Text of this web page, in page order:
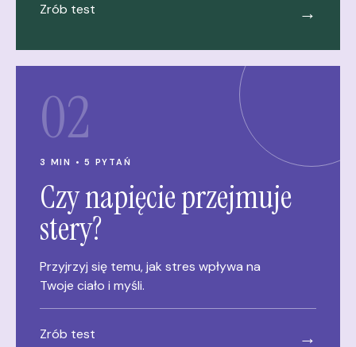
Zrób test →
02
3 MIN • 5 PYTAŃ
Czy napięcie przejmuje
stery?
Przyjrzyj się temu, jak stres wpływa na
Twoje ciało i myśli.
Zrób test →